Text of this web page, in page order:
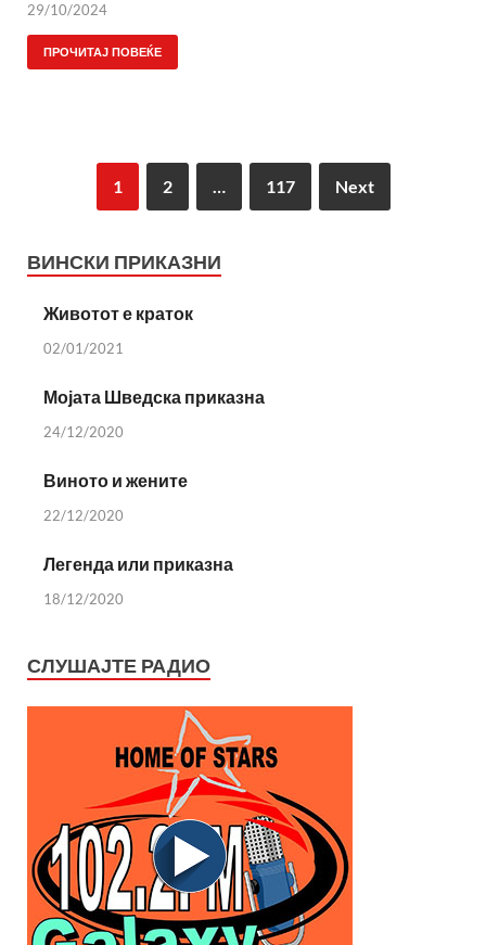
29/10/2024
ПРОЧИТАЈ ПОВЕЌЕ
1 2 … 117 Next
ВИНСКИ ПРИКАЗНИ
Животот е краток
02/01/2021
Мојата Шведска приказна
24/12/2020
Виното и жените
22/12/2020
Легенда или приказна
18/12/2020
СЛУШАЈТЕ РАДИО